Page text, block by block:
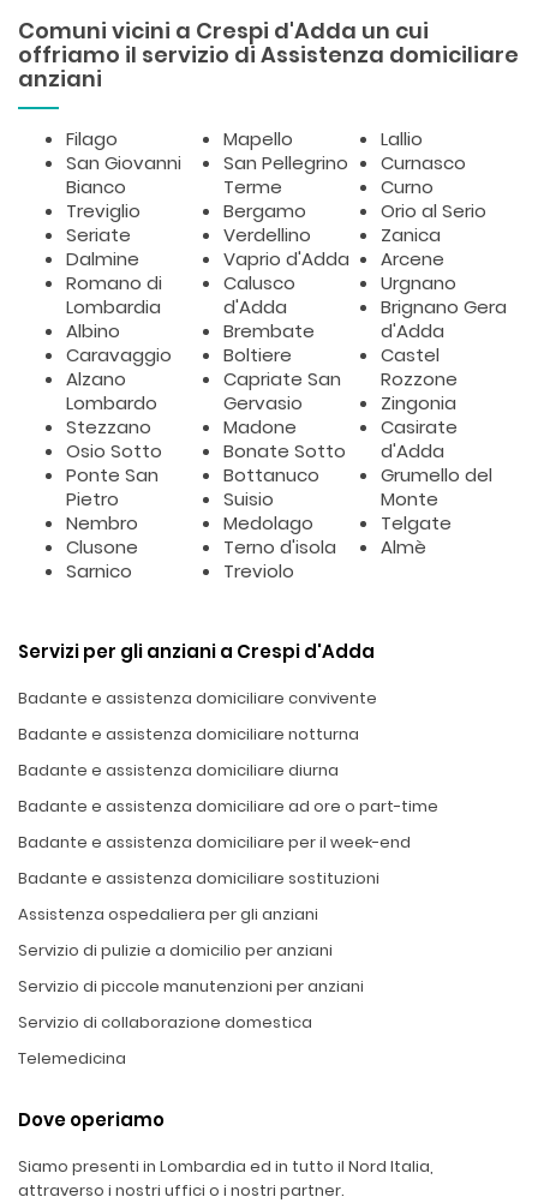
Comuni vicini a Crespi d'Adda un cui
offriamo il servizio di Assistenza domiciliare
anziani
Filago
San Giovanni
Bianco
Treviglio
Seriate
Dalmine
Romano di
Lombardia
Albino
Caravaggio
Alzano
Lombardo
Stezzano
Osio Sotto
Ponte San
Pietro
Nembro
Clusone
Sarnico
Mapello
San Pellegrino
Terme
Bergamo
Verdellino
Vaprio d'Adda
Calusco
d'Adda
Brembate
Boltiere
Capriate San
Gervasio
Madone
Bonate Sotto
Bottanuco
Suisio
Medolago
Terno d'isola
Treviolo
Lallio
Curnasco
Curno
Orio al Serio
Zanica
Arcene
Urgnano
Brignano Gera
d'Adda
Castel
Rozzone
Zingonia
Casirate
d'Adda
Grumello del
Monte
Telgate
Almè
Servizi per gli anziani a Crespi d'Adda
Badante e assistenza domiciliare convivente
Badante e assistenza domiciliare notturna
Badante e assistenza domiciliare diurna
Badante e assistenza domiciliare ad ore o part-time
Badante e assistenza domiciliare per il week-end
Badante e assistenza domiciliare sostituzioni
Assistenza ospedaliera per gli anziani
Servizio di pulizie a domicilio per anziani
Servizio di piccole manutenzioni per anziani
Servizio di collaborazione domestica
Telemedicina
Dove operiamo
Siamo presenti in Lombardia ed in tutto il Nord Italia,
attraverso i nostri uffici o i nostri partner.